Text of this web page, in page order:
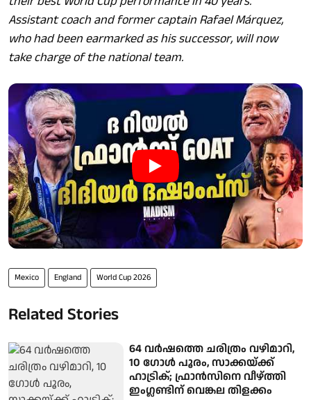
Assistant coach and former captain Rafael Márquez,
who had been earmarked as his successor, will now
take charge of the national team.
Mexico England World Cup 2026
Related Stories
64 വര്‍ഷത്തെ ചരിത്രം വഴിമാറി,
10 ഗോള്‍ പൂരം, സാക്കയ്ക്ക്
ഹാട്രിക്; ഫ്രാന്‍സിനെ വീഴ്ത്തി
ഇംഗ്ലണ്ടിന് വെങ്കല തിളക്കം